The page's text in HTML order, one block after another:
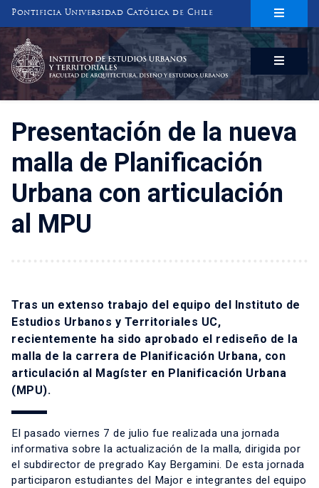
Pontificia Universidad Católica de Chile
INSTITUTO DE ESTUDIOS URBANOS
Y TERRITORIALES
FACULTAD DE ARQUITECTURA, DISEÑO Y ESTUDIOS URBANOS
Presentación de la nueva
malla de Planificación
Urbana con articulación
al MPU
Tras un extenso trabajo del equipo del Instituto de
Estudios Urbanos y Territoriales UC,
recientemente ha sido aprobado el rediseño de la
malla de la carrera de Planificación Urbana, con
articulación al Magíster en Planificación Urbana
(MPU).
El pasado viernes 7 de julio fue realizada una jornada
informativa sobre la actualización de la malla, dirigida por
el subdirector de pregrado Kay Bergamini. De esta jornada
participaron estudiantes del Major e integrantes del equipo